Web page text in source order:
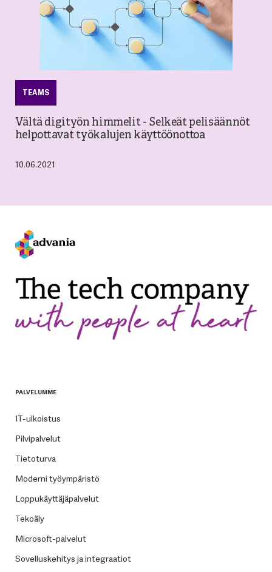
TEAMS
Vältä digityön himmelit - Selkeät pelisäännöt
helpottavat työkalujen käyttöönottoa
10.06.2021
PALVELUMME
IT-ulkoistus
Pilvipalvelut
Tietoturva
Moderni työympäristö
Loppukäyttäjäpalvelut
Tekoäly
Microsoft-palvelut
Sovelluskehitys ja integraatiot